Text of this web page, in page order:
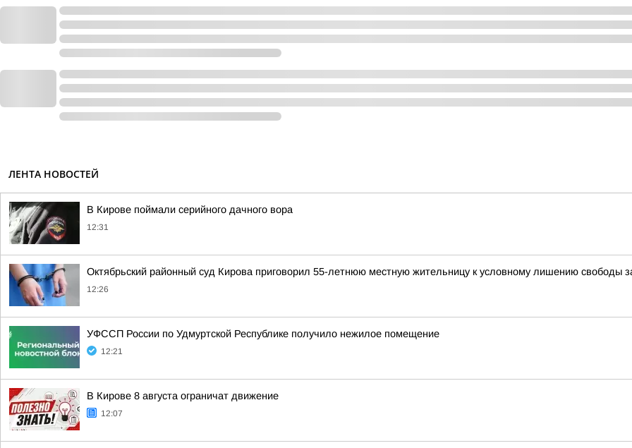
ЛЕНТА НОВОСТЕЙ
В Кирове поймали серийного дачного вора
12:31
Октябрьский районный суд Кирова приговорил 55-летнюю местную жительницу к условному лишению свободы
12:26
УФССП России по Удмуртской Республике получило нежилое помещение
12:21
В Кирове 8 августа ограничат движение
12:07